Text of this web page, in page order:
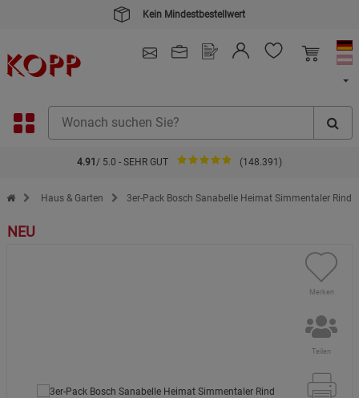
Kein Mindestbestellwert
4.91 / 5.0 - SEHR GUT (148.391)
Zur Startseite des Kopp Verlag Online-Shop
Haus & Garten 3er-Pack Bosch Sanabelle Heimat Simmentaler Rind
NEU
Merken
Teilen